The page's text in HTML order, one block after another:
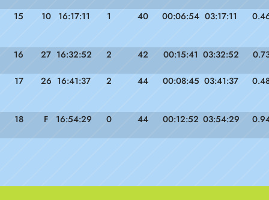
15 10 16:17:11 1 40 00:06:54 03:17:11
16 27 16:32:52 2 42 00:15:41 03:32:52
17 26 16:41:37 2 44 00:08:45 03:41:37
18 F 16:54:29 0 44 00:12:52 03:54:29